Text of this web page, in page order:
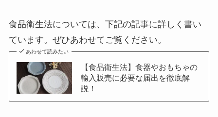
食品衛生法については、下記の記事に詳しく書い
ています。ぜひあわせてご覧ください。
あわせて読みたい
【食品衛生法】食器やおもちゃの
輸入販売に必要な届出を徹底解
説！